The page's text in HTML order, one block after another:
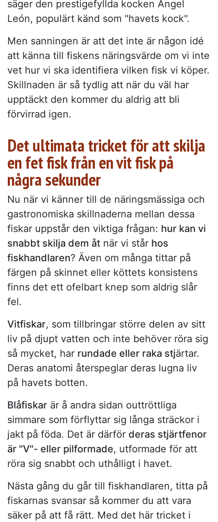
säger den prestigefyllda kocken Ángel
León, populärt känd som "havets kock".
Men sanningen är att det inte är någon idé
att känna till fiskens näringsvärde om vi inte
vet hur vi ska identifiera vilken fisk vi köper.
Skillnaden är så tydlig att när du väl har
upptäckt den kommer du aldrig att bli
förvirrad igen.
Det ultimata tricket för att skilja
en fet fisk från en vit fisk på
några sekunder
Nu när vi känner till de näringsmässiga och
gastronomiska skillnaderna mellan dessa
fiskar uppstår den viktiga frågan: hur kan vi
snabbt skilja dem åt när vi står hos
fiskhandlaren? Även om många tittar på
färgen på skinnet eller köttets konsistens
finns det ett ofelbart knep som aldrig slår
fel.
Vitfiskar, som tillbringar större delen av sitt
liv på djupt vatten och inte behöver röra sig
så mycket, har rundade eller raka stjärtar.
Deras anatomi återspeglar deras lugna liv
på havets botten.
Blåfiskar är å andra sidan outtröttliga
simmare som förflyttar sig långa sträckor i
jakt på föda. Det är därför deras stjärtfenor
är "V"- eller pilformade, utformade för att
röra sig snabbt och uthålligt i havet.
Nästa gång du går till fiskhandlaren, titta på
fiskarnas svansar så kommer du att vara
säker på att få rätt. Med det här tricket i